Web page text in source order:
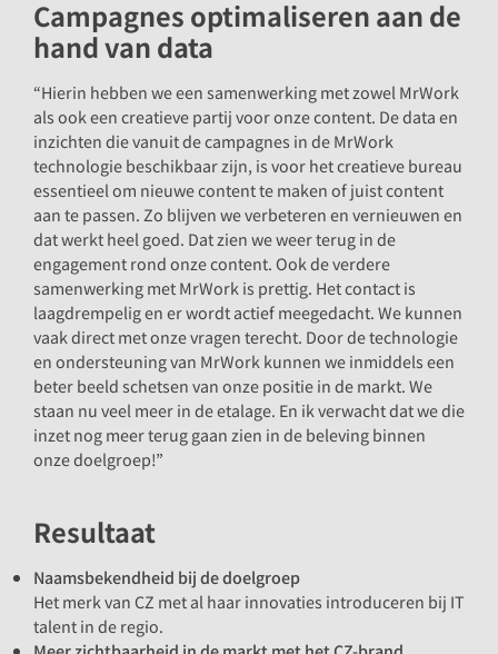
Campagnes optimaliseren aan de
hand van data
“Hierin hebben we een samenwerking met zowel MrWork
als ook een creatieve partij voor onze content. De data en
inzichten die vanuit de campagnes in de MrWork
technologie beschikbaar zijn, is voor het creatieve bureau
essentieel om nieuwe content te maken of juist content
aan te passen. Zo blijven we verbeteren en vernieuwen en
dat werkt heel goed. Dat zien we weer terug in de
engagement rond onze content. Ook de verdere
samenwerking met MrWork is prettig. Het contact is
laagdrempelig en er wordt actief meegedacht. We kunnen
vaak direct met onze vragen terecht. Door de technologie
en ondersteuning van MrWork kunnen we inmiddels een
beter beeld schetsen van onze positie in de markt. We
staan nu veel meer in de etalage. En ik verwacht dat we die
inzet nog meer terug gaan zien in de beleving binnen
onze doelgroep!”
Resultaat
Naamsbekendheid bij de doelgroep
Het merk van CZ met al haar innovaties introduceren bij IT
talent in de regio.